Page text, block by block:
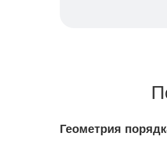
Геометрия